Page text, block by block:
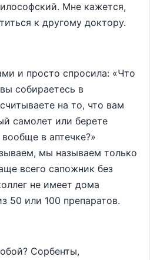
Мне кажется,
к другому доктору.
и просто спросила: «Что
собираетесь в
на то, что вам
самолет или берете
в аптечке?»
мы называем только
всего сапожник без
не имеет дома
50 или 100 препаратов.
Сорбенты,